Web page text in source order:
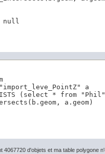
null
a
(select * from
a.geom)
4067720 d'objets et ma table polygone